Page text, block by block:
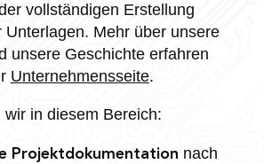
vollständigen Erstellung
Unterlagen. Mehr über unsere
unsere Geschichte erfahren
Unternehmensseite.
wir in diesem Bereich:
Projektdokumentation nach